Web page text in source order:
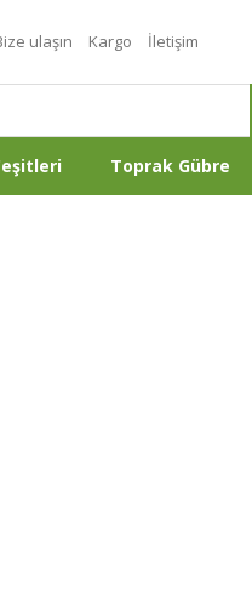
ulaşın Kargo İletişim
Toprak Gübre